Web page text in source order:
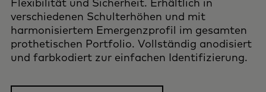
verschiedenen Schulterhöhen und mit
harmonisiertem Emergenzprofil im gesamten
prothetischen Portfolio. Vollständig anodisiert
und farbkodiert zur einfachen Identifizierung.